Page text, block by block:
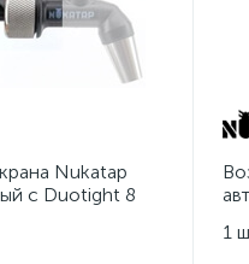
Nukatap
с Duotight 8
1